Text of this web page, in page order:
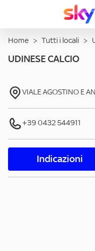
Home > Tutti i locali >
UDINESE CALCIO
VIALE AGOSTINO E
+39 0432 544911
Indicazioni